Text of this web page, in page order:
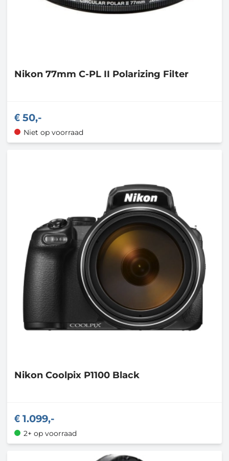
Nikon 77mm C-PL II Polarizing Filter
50,-
Niet op voorraad
Nikon Coolpix P1100 Black
1.099,-
2+ op voorraad